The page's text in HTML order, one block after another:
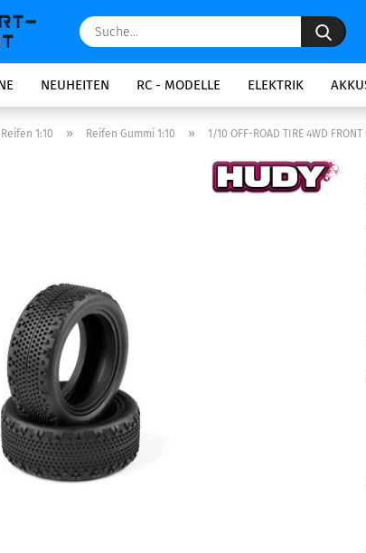
NEUHEITEN RC - MODELLE ELEKTRIK
1:10 » Reifen Gummi 1:10 » 1/10 OFF-ROAD TIRE 4WD